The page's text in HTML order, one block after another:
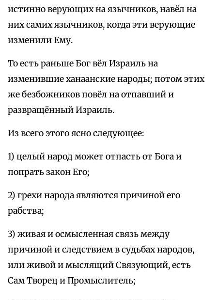
истинно верующих на язычников, навёл на
них самих язычников, когда эти верующие
изменили Ему.
То есть раньше Бог вёл Израиль на
изменившие ханаанские народы; потом этих
же безбожников повёл на отпавший и
развращённый Израиль.
Из всего этого ясно следующее:
1) целый народ может отпасть от Бога и
попрать закон Его;
2) грехи народа являются причиной его
рабства;
3) живая и осмысленная связь между
причиной и следствием в судьбах народов,
или живой и мыслящий Связующий, есть
Сам Творец и Промыслитель;